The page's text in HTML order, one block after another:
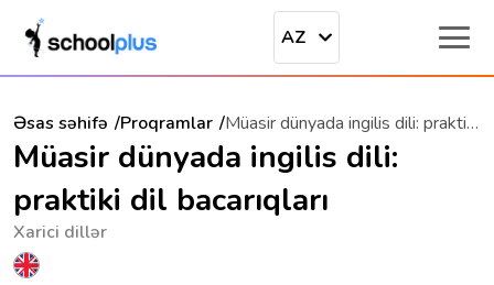
AZ
Əsas səhifə Proqramlar Müasir dünyada ingilis dili: praktiki dil bacarıqları
Müasir dünyada ingilis dili:
praktiki dil bacarıqları
Xarici dillər